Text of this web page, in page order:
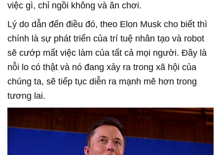
việc gì, chỉ ngồi không và ăn chơi.
Lý do dẫn đến điều đó, theo Elon Musk cho biết thì
chính là sự phát triển của trí tuệ nhân tạo và robot
sẽ cướp mất việc làm của tất cả mọi người. Đây là
nỗi lo có thật và nó đang xảy ra trong xã hội của
chúng ta, sẽ tiếp tục diễn ra mạnh mẽ hơn trong
tương lai.